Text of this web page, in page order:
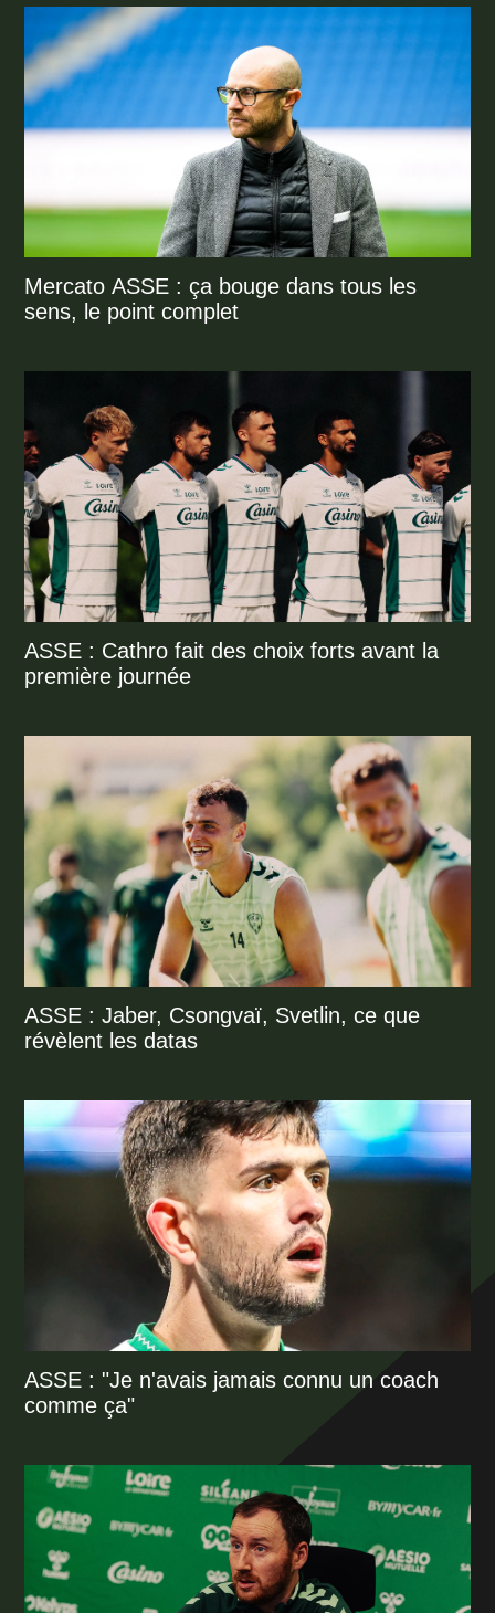
Mercato ASSE : ça bouge dans tous les
sens, le point complet
ASSE : Cathro fait des choix forts avant la
première journée
ASSE : Jaber, Csongvaï, Svetlin, ce que
révèlent les datas
ASSE : "Je n'avais jamais connu un coach
comme ça"